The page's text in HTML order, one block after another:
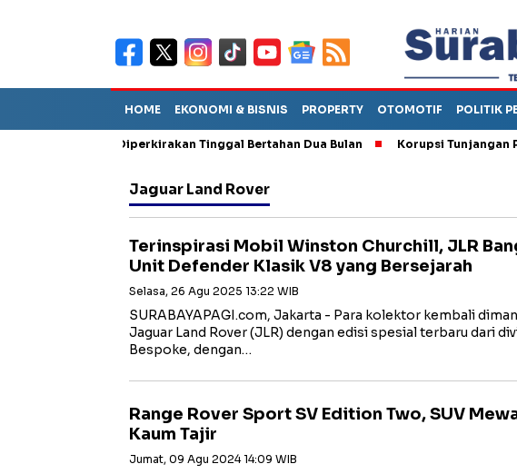
HOME EKONOMI & BISNIS PROPERTY OTOMOTIF POLITIK
Sebut TPA Diperkirakan Tinggal Bertahan Dua Bulan Korupsi Tunjangan
Jaguar Land Rover
Terinspirasi Mobil Winston Churchill, JLR
Unit Defender Klasik V8 yang Bersejarah
Selasa, 26 Agu 2025 13:22 WIB
SURABAYAPAGI.com, Jakarta - Para kolektor kembali
Jaguar Land Rover (JLR) dengan edisi spesial terbaru dari
Bespoke, dengan…
Range Rover Sport SV Edition Two, SUV
Kaum Tajir
Jumat, 09 Agu 2024 14:09 WIB